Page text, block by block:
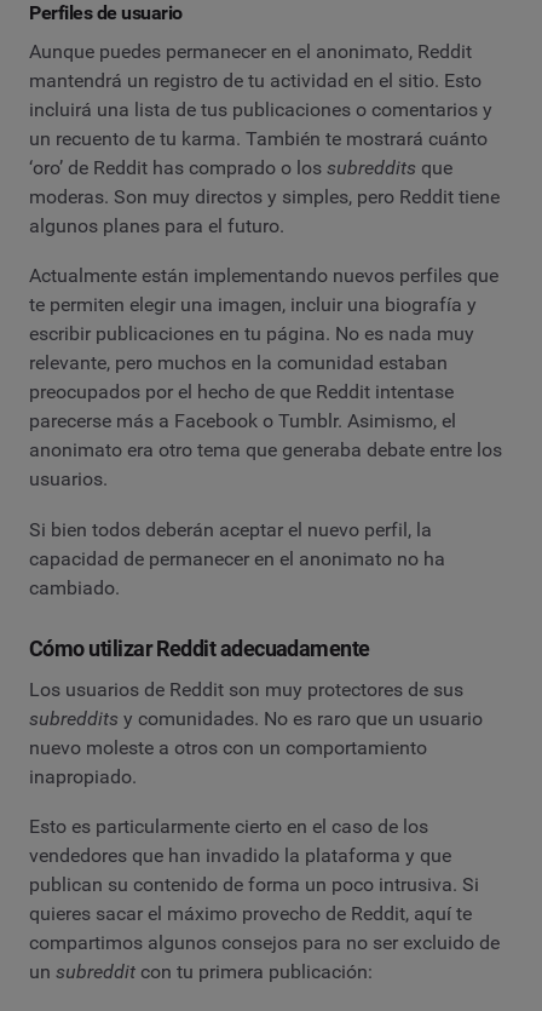
Perfiles de usuario
Aunque puedes permanecer en el anonimato, Reddit
mantendrá un registro de tu actividad en el sitio. Esto
incluirá una lista de tus publicaciones o comentarios y
un recuento de tu karma. También te mostrará cuánto
‘oro’ de Reddit has comprado o los subreddits que
moderas. Son muy directos y simples, pero Reddit tiene
algunos planes para el futuro.
Actualmente están implementando nuevos perfiles que
te permiten elegir una imagen, incluir una biografía y
escribir publicaciones en tu página. No es nada muy
relevante, pero muchos en la comunidad estaban
preocupados por el hecho de que Reddit intentase
parecerse más a Facebook o Tumblr. Asimismo, el
anonimato era otro tema que generaba debate entre los
usuarios.
Si bien todos deberán aceptar el nuevo perfil, la
capacidad de permanecer en el anonimato no ha
cambiado.
Cómo utilizar Reddit adecuadamente
Los usuarios de Reddit son muy protectores de sus
subreddits y comunidades. No es raro que un usuario
nuevo moleste a otros con un comportamiento
inapropiado.
Esto es particularmente cierto en el caso de los
vendedores que han invadido la plataforma y que
publican su contenido de forma un poco intrusiva. Si
quieres sacar el máximo provecho de Reddit, aquí te
compartimos algunos consejos para no ser excluido de
un subreddit con tu primera publicación: